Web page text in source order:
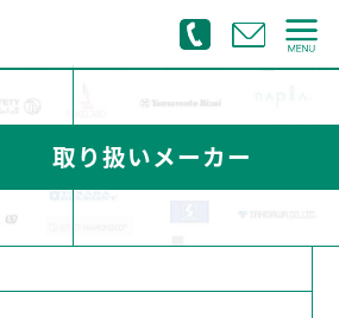
取り扱いメーカー